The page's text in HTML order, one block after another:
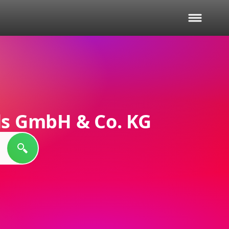
GmbH & Co. KG